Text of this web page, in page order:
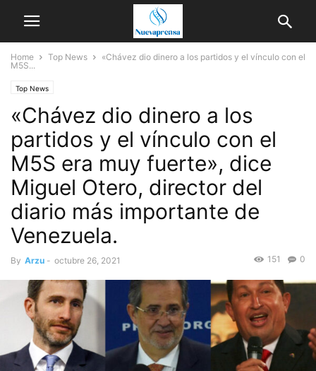
Home Top News
«Chávez dio dinero a los partidos y el vínculo con el
M5S...
Top News
«Chávez dio dinero a los
partidos y el vínculo con el
M5S era muy fuerte», dice
Miguel Otero, director del
diario más importante de
Venezuela.
By Arzu - octubre 26, 2021 0
151